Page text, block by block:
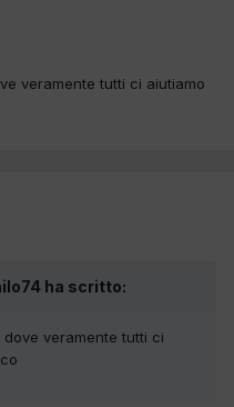
veramente tutti ci aiutiamo
ha scritto:
veramente tutti ci